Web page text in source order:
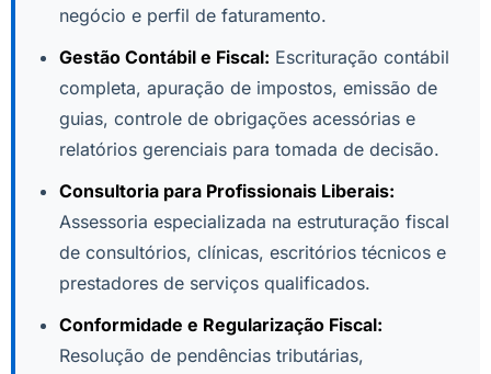
negócio e perfil de faturamento.
Gestão Contábil e Fiscal: Escrituração contábil
completa, apuração de impostos, emissão de
guias, controle de obrigações acessórias e
relatórios gerenciais para tomada de decisão.
Consultoria para Profissionais Liberais:
Assessoria especializada na estruturação fiscal
de consultórios, clínicas, escritórios técnicos e
prestadores de serviços qualificados.
Conformidade e Regularização Fiscal:
Resolução de pendências tributárias,